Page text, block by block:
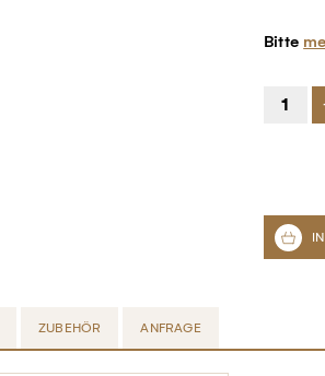
Bitte
ZUBEHÖR ANFRAGE